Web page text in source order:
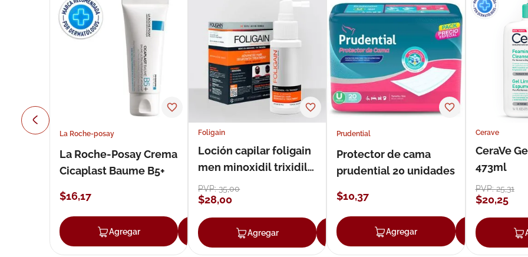
La Roche-posay
La Roche-Posay Crema
Cicaplast Baume B5+
$16,17
Agregar Agregar
Foligain
Loción capilar foligain
men minoxidil trixidil
loción 59 ml
PVP:35,00
$28,00
Agregar Agregar
Prudential
Protector de cama
prudential 20 unidades
$10,37
Agregar
Cerave
CeraVe
473ml
PVP:25,31
$20,25